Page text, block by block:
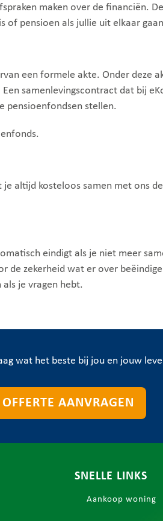
maken over de financiën.
of pensioen als jullie uit elkaar
een formele akte. Onder deze
samenlevingscontract dat bij
pensioenfondsen stellen.
altijd kosteloos samen met ons
eindigt als je niet meer
de zekerheid wat er over
je vragen hebt.
wat het beste bij jou en jouw
AANVRAGEN
SNELLE LINKS
Aankoop woning